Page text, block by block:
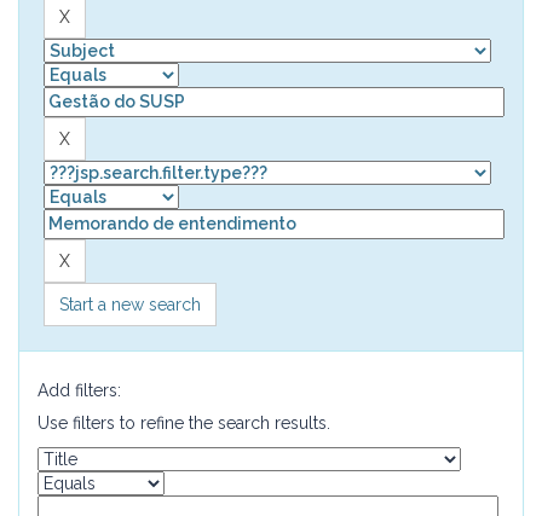
Start a new search
Add filters:
Use filters to refine the search results.